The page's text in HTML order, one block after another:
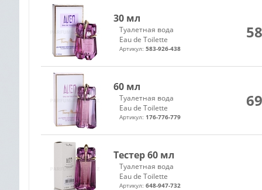
30 мл
Туалетная вода
Eau de Toilette
Артикул: 583-926-438
60 мл
Туалетная вода
Eau de Toilette
Артикул: 176-776-779
Тестер 60 мл
Туалетная вода
Eau de Toilette
Артикул: 648-947-732